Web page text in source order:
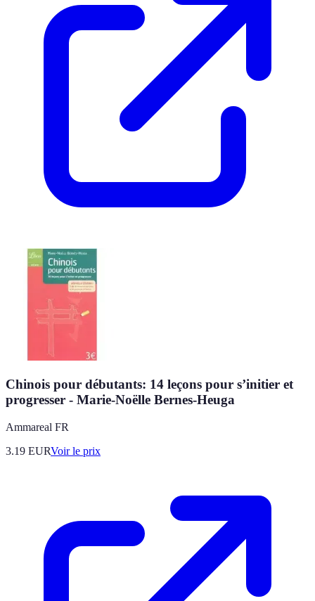
Chinois pour débutants: 14 leçons pour s’initier et
progresser - Marie-Noëlle Bernes-Heuga
Ammareal FR
3.19 EURVoir le prix